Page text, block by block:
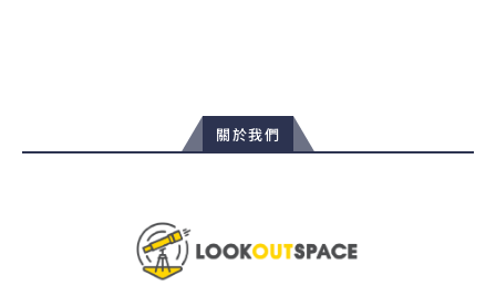
關於我們